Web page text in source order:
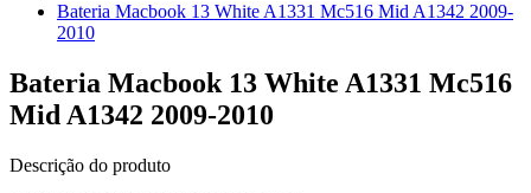
Bateria Macbook 13 White A1331 Mc516 Mid A1342 2009-
2010
Bateria Macbook 13 White A1331 Mc516
Mid A1342 2009-2010
Descrição do produto